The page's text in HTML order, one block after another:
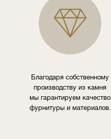
Благодаря собственному
производству из камня
мы гарантируем качество
фурнитуры и материалов.